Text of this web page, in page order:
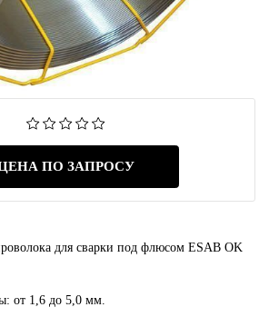
ПО ЗАПРОСУ
для сварки под флюсом ESAB OK
от 1,6 до 5,0 мм.